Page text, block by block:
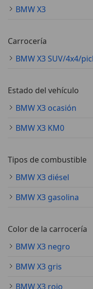
BMW X3
Carrocería
Estado del vehículo
BMW X3 ocasión
BMW X3 KM0
Tipos de combustible
BMW X3 diésel
BMW X3 gasolina
Color de la carrocería
BMW X3 negro
BMW X3 gris
BMW X3 rojo